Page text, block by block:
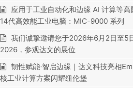
应用于工业自动化和边缘 AI 计算等
14代高效能工业电脑：MIC-9000 系列
我们诚挚邀请您于2026年6月2日至5
2026，参观达文的展位
韧性赋能·智启边缘｜达文科技亮相
核工业计算方案闪耀纽伦堡